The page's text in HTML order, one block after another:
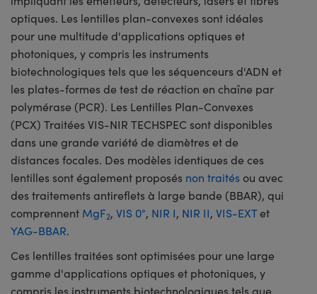
optiques. Les lentilles plan-convexes sont idéales
pour une multitude d'applications optiques et
photoniques, y compris les instruments
biotechnologiques tels que les séquenceurs d'ADN et
les plates-formes de test de réaction en chaîne par
polymérase (PCR). Les Lentilles Plan-Convexes
(PCX) Traitées VIS-NIR TECHSPEC sont disponibles
dans une grande variété de diamètres et de
distances focales. Des modèles identiques de ces
lentilles sont également proposés non traités ou avec
des traitements antireflets à large bande (BBAR), qui
comprennent MgF2, VIS 0°, NIR I, NIR II, VIS-EXTet
YAG-BBAR.
Ces lentilles traitées sont optimisées pour une large
gamme d'applications optiques et photoniques, y
compris les instruments biotechnologiques tels que